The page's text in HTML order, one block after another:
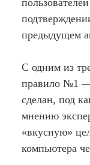
предыдущем
С одним из
правило №1 —
сделан, под
мнению
«вкусную»
компьютера